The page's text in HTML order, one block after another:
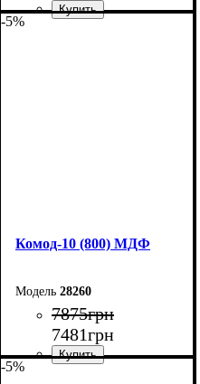
-5%
Комод-10 (800) МДФ
28260
7875грн
7481грн
-5%